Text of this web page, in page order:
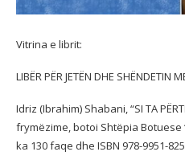
Vitrina e librit:
LIBËR PËR JETËN DHE SHËNDETIN
Idriz (Ibrahim) Shabani, “SI TA
frymëzime, botoi Shtëpia Botuese
ka 130 faqe dhe ISBN 978-9951-